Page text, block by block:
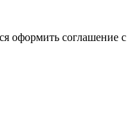
оформить соглашение с